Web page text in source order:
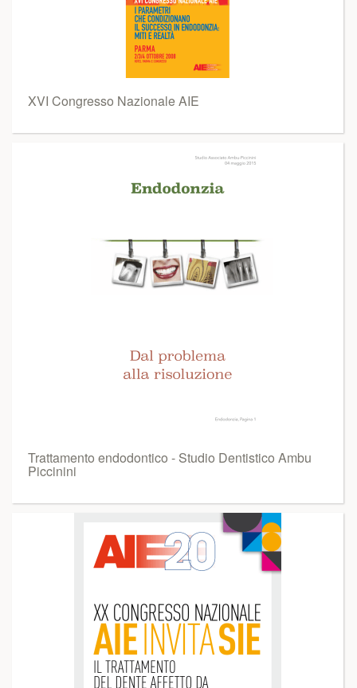
XVI Congresso Nazionale AIE
Trattamento endodontico - Studio Dentistico Ambu
Piccinini